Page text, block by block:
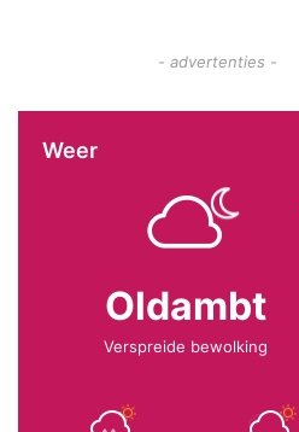
- advertenties -
Weer
Oldambt
Verspreide bewolking